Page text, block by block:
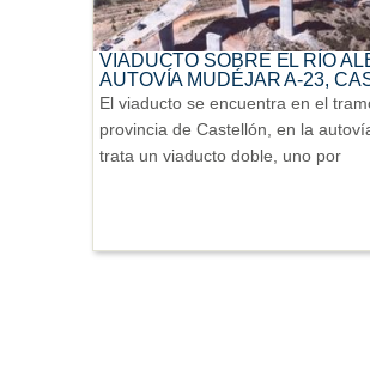
VIADUCTO SOBRE EL RÍO
AUTOVÍA MUDÉJAR A-23,
El viaducto se encuentra en el
provincia de Castellón, en la
trata un viaducto doble, uno por